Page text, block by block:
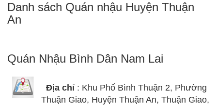
Danh sách Quán nhậu Huyện Thuận
An
Quán Nhậu Bình Dân Nam Lai
Địa chỉ : Khu Phố Bình Thuận 2, Phường
Thuận Giao, Huyện Thuận An, Thuận Giao,